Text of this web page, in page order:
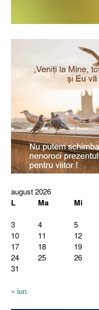
august 2026
L Ma Mi
3
4 5
10
11 12
17
18 19
24
25 26
31
« iun.